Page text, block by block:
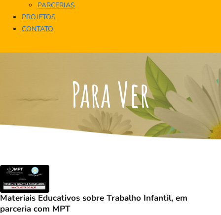
PARCERIAS
PROJETOS
CONTATO
Para Ver
Materiais Educativos sobre Trabalho Infantil, em
parceria com MPT